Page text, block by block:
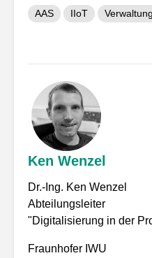
AAS IIoT
Ken Wenzel
Dr.-Ing. Ken Wenzel
Abteilungsleiter
"Digitalisierung in der
Fraunhofer IWU